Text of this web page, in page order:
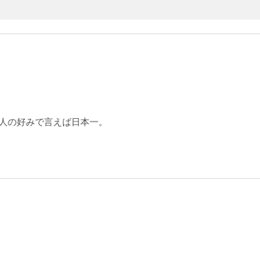
の好みで言えば日本一。